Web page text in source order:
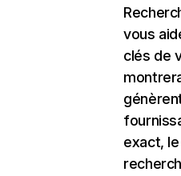
vous
clés de
exact,